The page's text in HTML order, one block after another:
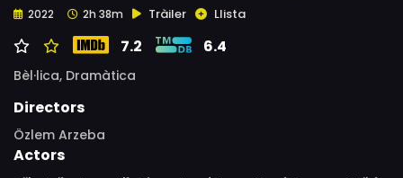
2022 2h 38m Tràiler Llista
7.2 6.4
Bèl·lica, Dramàtica
Directors
Özlem Arzeba
Actors